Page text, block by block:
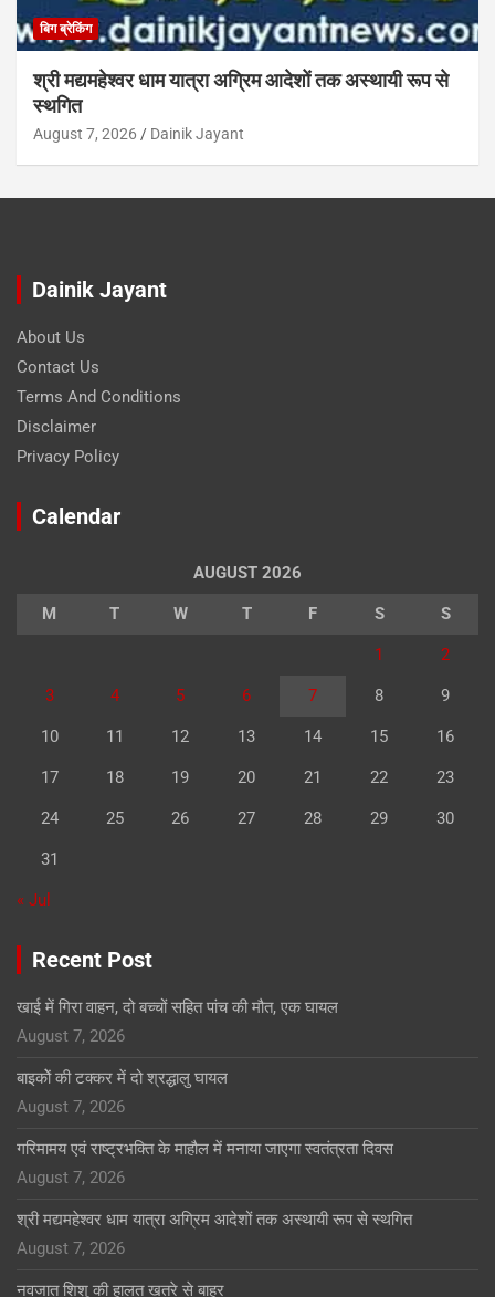
बिग ब्रेकिंग
श्री मद्यमहेश्वर धाम यात्रा अग्रिम आदेशों तक अस्थायी रूप से
स्थगित
August 7, 2026 Dainik Jayant
Dainik Jayant
About Us
Contact Us
Terms And Conditions
Disclaimer
Privacy Policy
Calendar
AUGUST 2026
M T W T F S S
1 2
3 4 5 6 7 8 9
10 11 12 13 14 15 16
17 18 19 20 21 22 23
24 25 26 27 28 29 30
31
« Jul
Recent Post
खाई में गिरा वाहन, दो बच्चों सहित पांच की मौत, एक घायल
August 7, 2026
बाइकोें की टक्कर में दो श्रद्धालु घायल
August 7, 2026
गरिमामय एवं राष्ट्रभक्ति के माहौल में मनाया जाएगा स्वतंत्रता दिवस
August 7, 2026
श्री मद्यमहेश्वर धाम यात्रा अग्रिम आदेशों तक अस्थायी रूप से स्थगित
August 7, 2026
नवजात शिशु की हालत खतरे से बाहर